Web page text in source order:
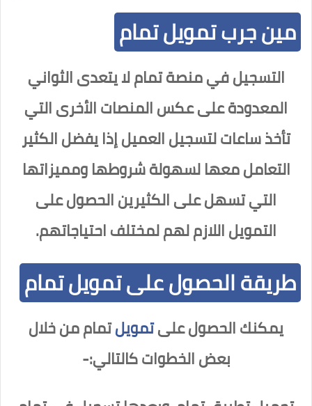
مين جرب تمويل تمام
التسجيل في منصة تمام لا يتعدى الثواني
المعدودة على عكس المنصات الأخرى التي
تأخذ ساعات لتسجيل العميل إذا يفضل الكثير
التعامل معها لسهولة شروطها ومميزاتها
التي تسهل على الكثيرين الحصول على
التمويل اللازم لهم لمختلف احتياجاتهم.
طريقة الحصول على تمويل تمام
يمكنك الحصول علىتمويلتمام من خلال
بعض الخطوات كالتالي:-